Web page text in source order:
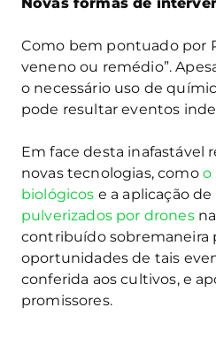
Novas formas de
Como bem pontuado por
veneno ou remédio”.
o necessário uso de
pode resultar eventos
Em face desta inafastável
novas tecnologias, como o
biológicos e a aplicação de
pulverizados por drones
contribuído sobremaneira
oportunidades de tais
conferida aos cultivos, e
promissores.